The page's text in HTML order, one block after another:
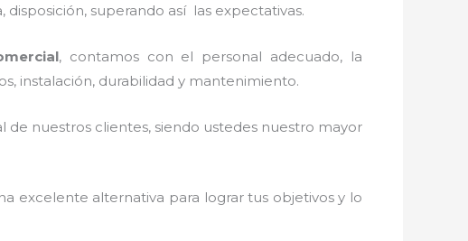
superando así las expectativas.
, contamos con el personal adecuado, la
instalación, durabilidad y mantenimiento.
nuestros clientes, siendo ustedes nuestro mayor
excelente alternativa para lograr tus objetivos y lo